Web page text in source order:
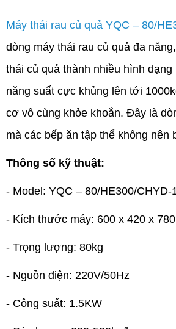
Máy thái rau củ quả YQC – 80/
dòng máy thái rau củ quả đa
thái củ quả thành nhiều hình dạng
năng suất cực khủng lên tới
cơ vô cùng khỏe khoắn. Đây là
mà các bếp ăn tập thể không nên
Thông số kỹ thuật:
- Model: YQC – 80/HE300/CHYD-
- Kích thước máy: 600 x 420 x
- Trọng lượng: 80kg
- Nguồn điện: 220V/50Hz
- Công suất: 1.5KW